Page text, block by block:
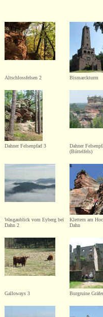
Altschlossfelsen 2 Bismarckturm
Dahner Felsenpfad 3
Dahner
(Büttelfels)
Wasgaublick vom Eyberg bei
Dahn 2
Klettern am
Dahn
Galloways 3 Burgruine